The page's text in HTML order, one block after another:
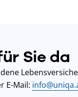
Sie da
E-Mail: